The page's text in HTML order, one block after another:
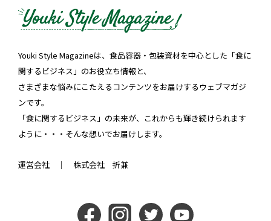
Youki Style Magazineは、食品容器・包装資材を中心とした「食に
関するビジネス」のお役立ち情報と、
さまざまな悩みにこたえるコンテンツをお届けするウェブマガジ
ンです。
「食に関するビジネス」の未来が、これからも輝き続けられます
ように・・・そんな想いでお届けします。
運営会社 ｜ 株式会社 折兼